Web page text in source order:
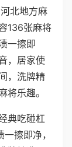
北地方麻
136张麻将
一擦即
，居家使
，洗牌精
将乐趣。
典吃碰杠
擦即净，